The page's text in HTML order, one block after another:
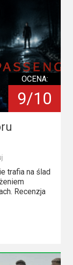
OCENA:
9/10
trafia na ślad
Recenzja